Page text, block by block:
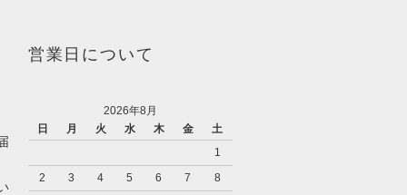
営業日について
2026年8月
日
月 火 水 木 金
土
1
2
3 4 5 6 7
8